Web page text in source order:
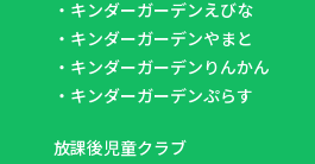
・ キンダーガーデンえびな
・ キンダーガーデンやまと
・ キンダーガーデンりんかん
・ キンダーガーデンぷらす
放課後児童クラブ